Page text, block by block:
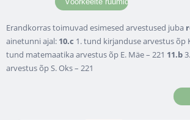
Erandkorras toimuvad esimesed arvestused juba
ainetunni ajal: 10.c 1. tund kirjanduse arvestus õp
tund matemaatika arvestus õp E. Mäe – 221 11.b
arvestus õp S. Oks – 221